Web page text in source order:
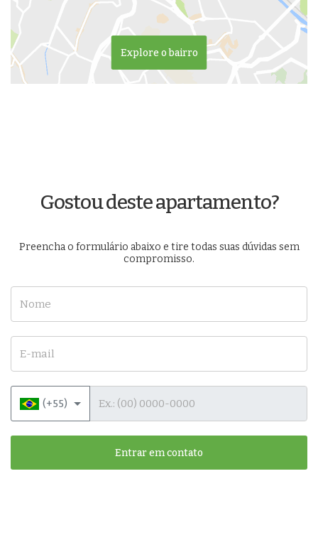
Explore o bairro
Gostou deste apartamento?
Preencha o formulário abaixo e tire todas suas dúvidas sem
compromisso.
(+55)
Entrar em contato